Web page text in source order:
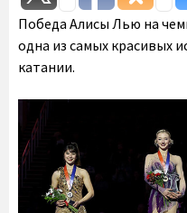
Победа Алисы Лью на
одна из самых красивых
катании.